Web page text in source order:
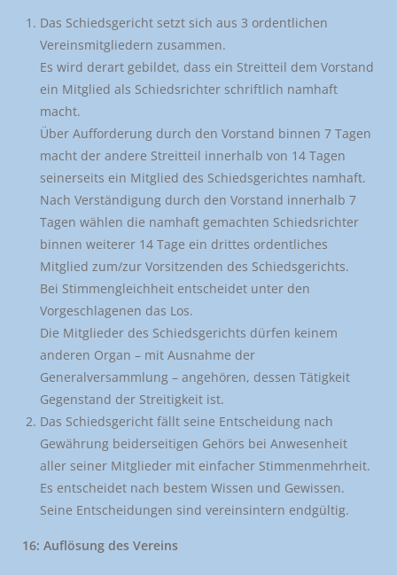
Das Schiedsgericht setzt sich aus 3 ordentlichen
Vereinsmitgliedern zusammen.
Es wird derart gebildet, dass ein Streitteil dem Vorstand
ein Mitglied als Schiedsrichter schriftlich namhaft
macht.
Über Aufforderung durch den Vorstand binnen 7 Tagen
macht der andere Streitteil innerhalb von 14 Tagen
seinerseits ein Mitglied des Schiedsgerichtes namhaft.
Nach Verständigung durch den Vorstand innerhalb 7
Tagen wählen die namhaft gemachten Schiedsrichter
binnen weiterer 14 Tage ein drittes ordentliches
Mitglied zum/zur Vorsitzenden des Schiedsgerichts.
Bei Stimmengleichheit entscheidet unter den
Vorgeschlagenen das Los.
Die Mitglieder des Schiedsgerichts dürfen keinem
anderen Organ – mit Ausnahme der
Generalversammlung – angehören, dessen Tätigkeit
Gegenstand der Streitigkeit ist.
Das Schiedsgericht fällt seine Entscheidung nach
Gewährung beiderseitigen Gehörs bei Anwesenheit
aller seiner Mitglieder mit einfacher Stimmenmehrheit.
Es entscheidet nach bestem Wissen und Gewissen.
Seine Entscheidungen sind vereinsintern endgültig.
16: Auflösung des Vereins